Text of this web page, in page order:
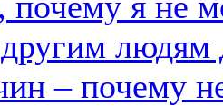
людям
– почему